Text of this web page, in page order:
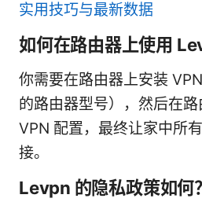
实用技巧与最新数据
如何在路由器上使用
你需要在路由器上安装
的路由器型号），然后在
VPN 配置，最终让家中所
接。
Levpn 的隐私政策如何？